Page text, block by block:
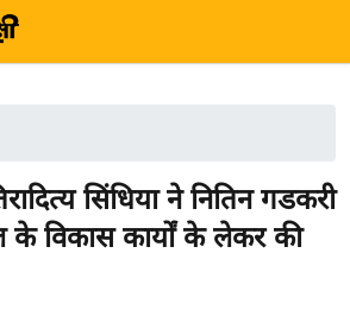
सिंधिया ने नितिन गडकरी
के विकास कार्यों के लेकर की